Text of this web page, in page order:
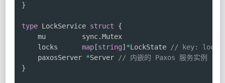
}
type LockService struct
{
	mu         sync
.Mutex
	locks
map[string] *LockState
// key:
	paxosServer
*Server
// 内嵌的 Paxos 服务实例
}